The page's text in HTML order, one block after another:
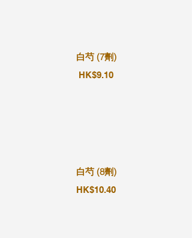
白芍 (7劑)
HK$9.10
白芍 (8劑)
HK$10.40